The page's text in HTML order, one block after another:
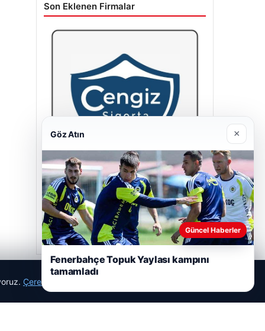
Son Eklenen Firmalar
Cengiz Sigorta
23/06/2026
Çerez Politikamız
Göz Atın ×
Güncel Haberler
Fenerbahçe Topuk Yaylası kampını
tamamladı